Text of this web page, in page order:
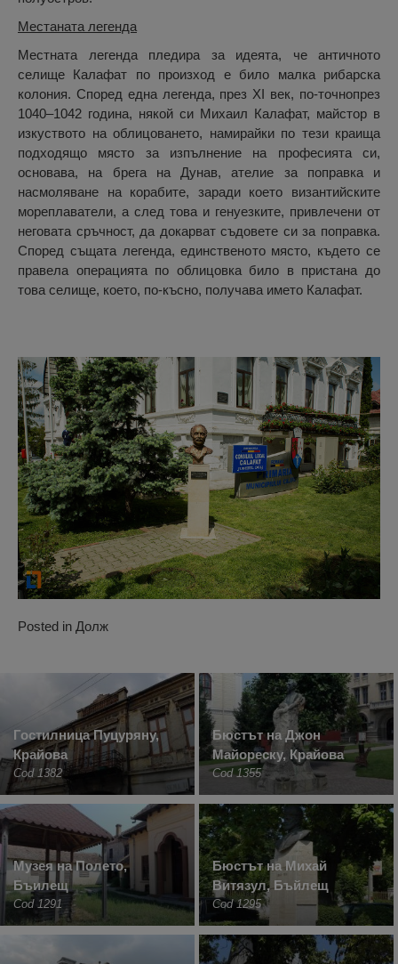
Местаната легенда
Местната легенда пледира за идеята, че античното
селище Калафат по произход е било малка рибарска
колония. Според една легенда, през XI век, по-точнопрез
1040–1042 година, някой си Михаил Калафат, майстор в
изкуството на облицоването, намирайки по тези краища
подходящо място за изпълнение на професията си,
основава, на брега на Дунав, ателие за поправка и
насмоляване на корабите, заради което византийските
мореплаватели, а след това и генуезките, привлечени от
неговата сръчност, да докарват съдовете си за поправка.
Според същата легенда, единственото място, където се
правела операцията по облицовка било в пристана до
това селище, което, по-късно, получава името Калафат.
Posted in Долж
Гостилница Пуцуряну,
Крайова
Cod 1382
Бюстът на Джон
Майореску, Крайова
Cod 1355
Музея на Полето,
Бъилещ
Cod 1291
Бюстът на Михай
Витязул, Бъйлещ
Cod 1295